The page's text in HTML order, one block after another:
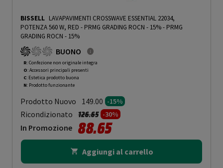
BISSELL LAVAPAVIMENTI CROSSWAVE ESSENTIAL 22034,
POTENZA 560 W, RED - PRMG GRADING ROCN - 15%- PRMG
GRADING ROCN - 15%
BUONO
R: Confezione non originale integra
O: Accessori principali presenti
C: Estetica prodotto buona
N: Prodotto funzionante
Prodotto Nuovo 149.00 -15%
Ricondizionato Prezzo ridotto da
126.65a-30%
In Promozione 88.65
Aggiungi al carrello